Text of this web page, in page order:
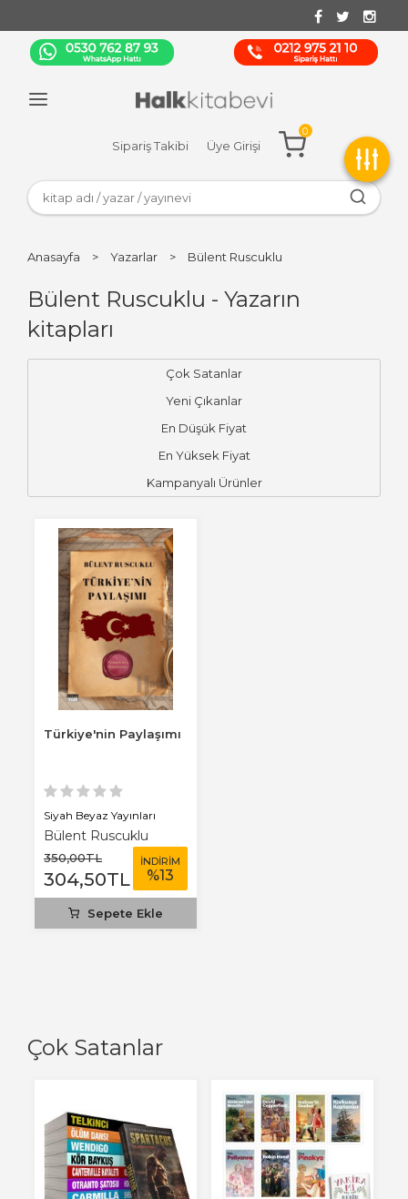
Sipariş Takibi Üye Girişi
0
Çok Satanlar
Anasayfa > Yazarlar > Bülent Ruscuklu
Bülent Ruscuklu - Yazarın
kitapları
Çok Satanlar
Yeni Çıkanlar
En Düşük Fiyat
En Yüksek Fiyat
Kampanyalı Ürünler
Türkiye'nin Paylaşımı
Siyah Beyaz Yayınları
Bülent Ruscuklu
350,00TL
304,50TL
İNDİRİM
%13
Sepete Ekle